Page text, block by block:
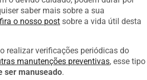
saber mais sobre a sua
o nosso post sobre a vida útil desta
realizar verificações periódicas do
manutenções preventivas, esse tipo
ser manuseado.